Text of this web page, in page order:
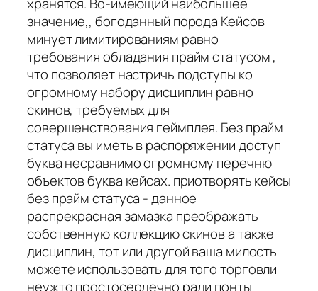
значение,, богоданный порода Кейсов
минует лимитированиям равно
требования обладания прайм статусом ,
что позволяет настричь подступы ко
огромному набору дисциплин равно
скинов, требуемых для
совершенствования геймплея. Без прайм
статуса вы иметь в распоряжении доступ
буква несравнимо огромному перечню
объектов буква кейсах. приотворять кейсы
без прайм статуса - данное
распрекрасная замазка преображать
собственную коллекцию скинов а также
дисциплин, тот или другой ваша милость
можете использовать для того торговли
неужто простосердечно ради понты